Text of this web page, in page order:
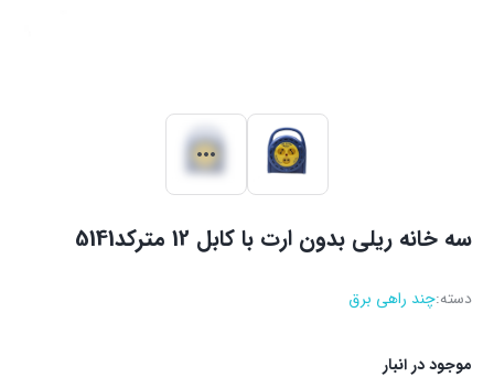
سه خانه ریلی بدون ارت با کابل 12 مترکد5141
دسته:چند راهی برق
موجود در انبار